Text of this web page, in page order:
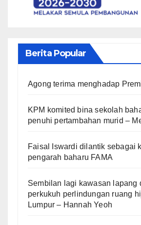
Berita Popular
Agong terima menghadap
KPM komited bina sekolah
penuhi pertambahan murid –
Faisal Iswardi dilantik sebagai
pengarah baharu FAMA
Sembilan lagi kawasan lapang
perkukuh perlindungan ruang
Lumpur – Hannah Yeoh